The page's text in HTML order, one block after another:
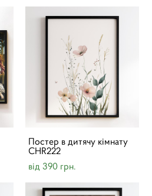
Постер в дитячу кімнату
CHR222
від 390 грн.